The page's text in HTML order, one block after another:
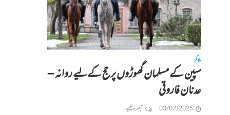
بلاگز
سپین کے مسلمان گھوڑوں پر حج کےلیے روانہ –
عدنان فاروقی
03/02/2025 تبصرہ لکھیے